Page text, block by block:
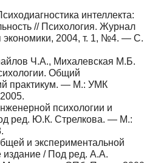
интеллекта:
// Психология. Журнал
2004, т. 1, №4. — С.
Ч.А., Михалевская М.Б.
Общий
практикум. — М.: УМК
психологии и
ред. Ю.К. Стрелкова. — М.:
и экспериментальной
издание / Под ред. А.А.